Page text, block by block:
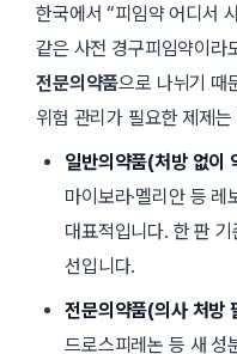
한국에서 “피임약 어디서
같은 사전 경구피임약이라
전문의약품으로 나뉘기 때
위험 관리가 필요한 제제
일반의약품(처방 없이
마이보라·멜리안 등
대표적입니다. 한 판 기
선입니다.
전문의약품(의사 처방
드로스피레논 등 새 성